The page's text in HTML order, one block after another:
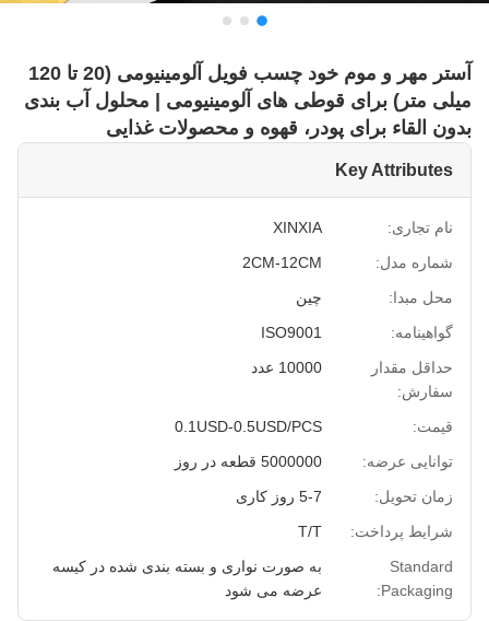
آستر مهر و موم خود چسب فویل آلومینیومی (20 تا 120
میلی متر) برای قوطی های آلومینیومی | محلول آب بندی
بدون القاء برای پودر، قهوه و محصولات غذایی
Key Attributes
نام تجاری:
XINXIA
شماره مدل:
2CM-12CM
محل مبدا:
چین
گواهینامه:
ISO9001
حداقل مقدار
سفارش:
10000 عدد
قیمت:
0.1USD-0.5USD/PCS
توانایی عرضه:
5000000 قطعه در روز
زمان تحویل:
5-7 روز کاری
شرایط پرداخت:
T/T
Standard
Packaging:
به صورت نواری و بسته بندی شده در کیسه
عرضه می شود